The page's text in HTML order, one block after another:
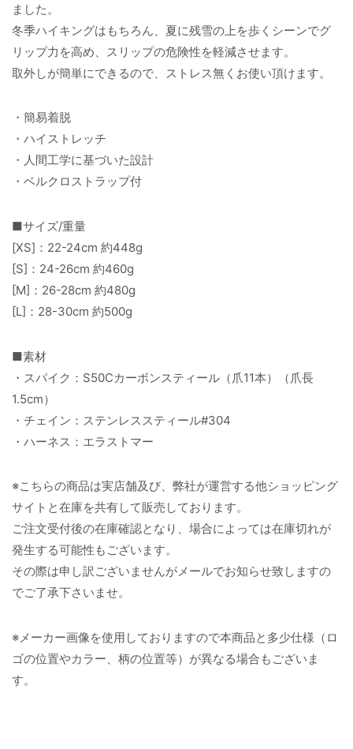
ました。
冬季ハイキングはもちろん、夏に残雪の上を歩くシーンでグ
リップ力を高め、スリップの危険性を軽減させます。
取外しが簡単にできるので、ストレス無くお使い頂けます。
・簡易着脱
・ハイストレッチ
・人間工学に基づいた設計
・ベルクロストラップ付
■サイズ/重量
[XS]：22-24cm 約448g
[S]：24-26cm 約460g
[M]：26-28cm 約480g
[L]：28-30cm 約500g
■素材
・スパイク：S50Cカーボンスティール（爪11本）（爪長
1.5cm）
・チェイン：ステンレススティール#304
・ハーネス：エラストマー
※こちらの商品は実店舗及び、弊社が運営する他ショッピング
サイトと在庫を共有して販売しております。
ご注文受付後の在庫確認となり、場合によっては在庫切れが
発生する可能性もございます。
その際は申し訳ございませんがメールでお知らせ致しますの
でご了承下さいませ。
※メーカー画像を使用しておりますので本商品と多少仕様（ロ
ゴの位置やカラー、柄の位置等）が異なる場合もございま
す。